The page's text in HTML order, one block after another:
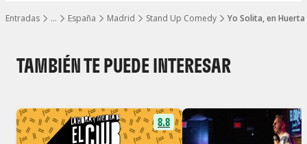
…
Mostrar todos los niveles
Entradas España Madrid Stand Up Comedy Yo Solita, en
TAMBIÉN TE PUEDE INTERESAR
8.8